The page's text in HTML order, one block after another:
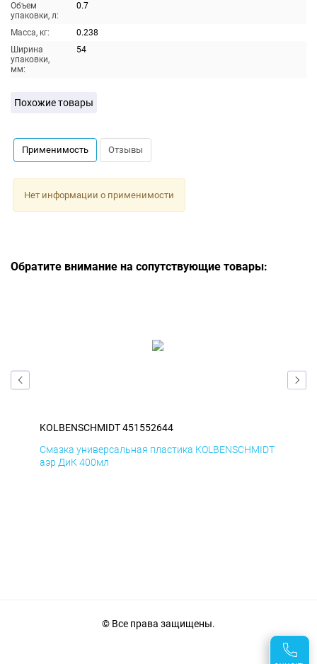
Объем
упаковки, л:
0.7
Масса, кг:
0.238
Ширина
упаковки,
мм:
54
Похожие товары
Применимость Отзывы
Нет информации о применимости
Обратите внимание на сопутствующие товары:
KOLBENSCHMIDT 451552644
Смазка универсальная пластика KOLBENSCHMIDT
аэр ДиК 400мл
© Все права защищены.